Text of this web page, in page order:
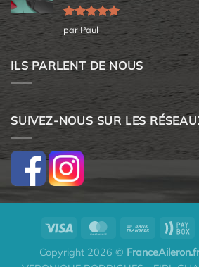
Note5sur
5
par Paul
ILS PARLENT DE NOUS
SUIVEZ-NOUS SUR LES
Copyright 2026 © FranceAileron.fr